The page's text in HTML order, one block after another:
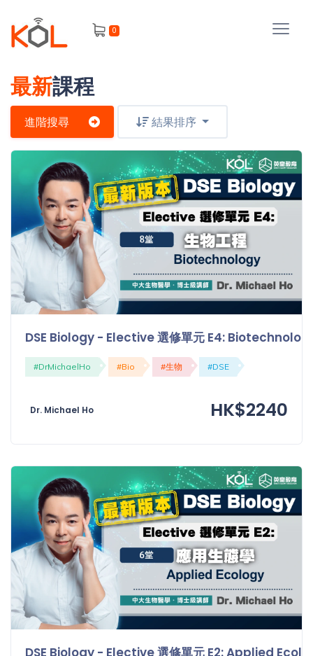
0
進
階
尋
主
題
習
課
程
(19)
收費
(81)
選
項
會
員
我
的
課
程
我
的
我
碼
登出
最新課程
進階搜尋 結果排序
DSE Biology - Elective 選修單元 E4:
#DrMichaelHo #Bio #生物 #DSE
Dr. Michael Ho HK$2240